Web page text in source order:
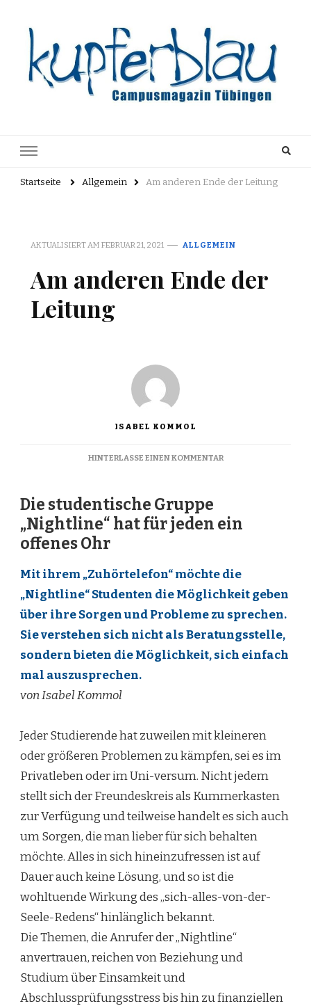
Archiv
Startseite Allgemein Am anderen Ende der Leitung
AKTUALISIERT AM FEBRUAR 21, 2021 ALLGEMEIN
Am anderen Ende der
Leitung
ISABEL KOMMOL
HINTERLASSE EINEN KOMMENTARZU
LEITUNG
Die studentische Gruppe
„Nightline“ hat für jeden ein
offenes Ohr
Mit ihrem „Zuhörtelefon“ möchte die
„Nightline“ Studenten die Möglichkeit geben
über ihre Sorgen und Probleme zu sprechen.
Sie verstehen sich nicht als Beratungsstelle,
sondern bieten die Möglichkeit, sich einfach
mal auszusprechen.
von Isabel Kommol
Jeder Studierende hat zuweilen mit kleineren
oder größeren Problemen zu kämpfen, sei es im
Privatleben oder im Uni-versum. Nicht jedem
stellt sich der Freundeskreis als Kummerkasten
zur Verfügung und teilweise handelt es sich auch
um Sorgen, die man lieber für sich behalten
möchte. Alles in sich hineinzufressen ist auf
Dauer auch keine Lösung, und so ist die
wohltuende Wirkung des „sich-alles-von-der-
Seele-Redens“ hinlänglich bekannt.
Die Themen, die Anrufer der „Nightline“
anvertrauen, reichen von Beziehung und
Studium über Einsamkeit und
Abschlussprüfungsstress bis hin zu finanziellen